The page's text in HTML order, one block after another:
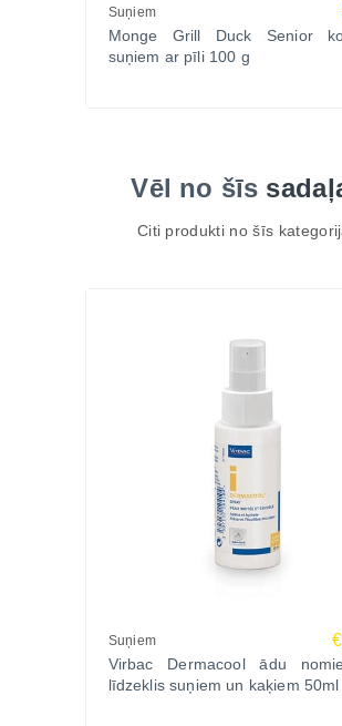
Suņiem
Monge Grill Duck Senior
suņiem ar pīli 100 g
Vēl no šīs
Citi produkti no šīs
Suņiem
Virbac Dermacool ādu
līdzeklis suņiem un kaķiem 50ml